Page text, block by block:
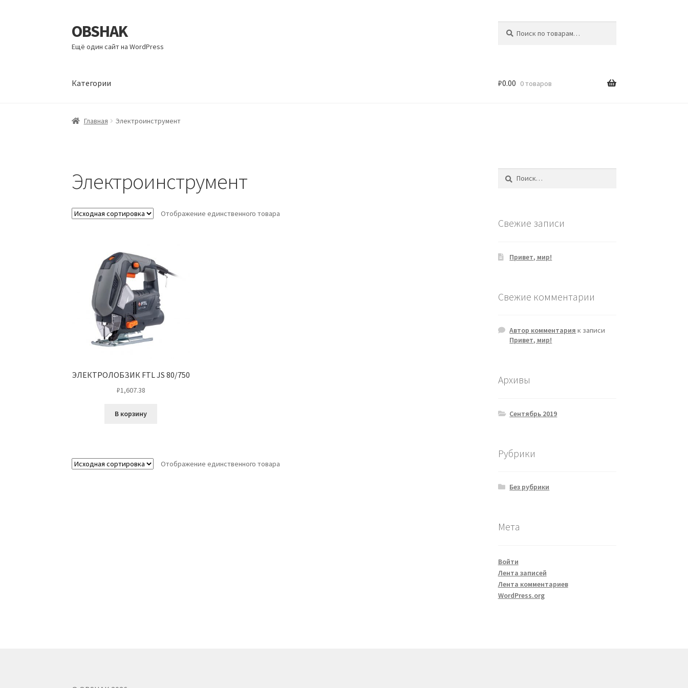
Перейти
к
навигации
Перейти
к
содержимому
OBSHAK
Ещё один сайт на WordPress
Категории
Главная Категории
₽0.00 0 товаров
Главная Электроинструмент
Электроинструмент
Отображение единственного товара
ЭЛЕКТРОЛОБЗИК FTL JS 80/750
₽1,607.38
В корзину
Отображение единственного товара
Найти:
Свежие записи
Привет, мир!
Свежие комментарии
Автор комментария к записи
Привет, мир!
Архивы
Сентябрь 2019
Рубрики
Без рубрики
Мета
Войти
Лента записей
Лента комментариев
WordPress.org